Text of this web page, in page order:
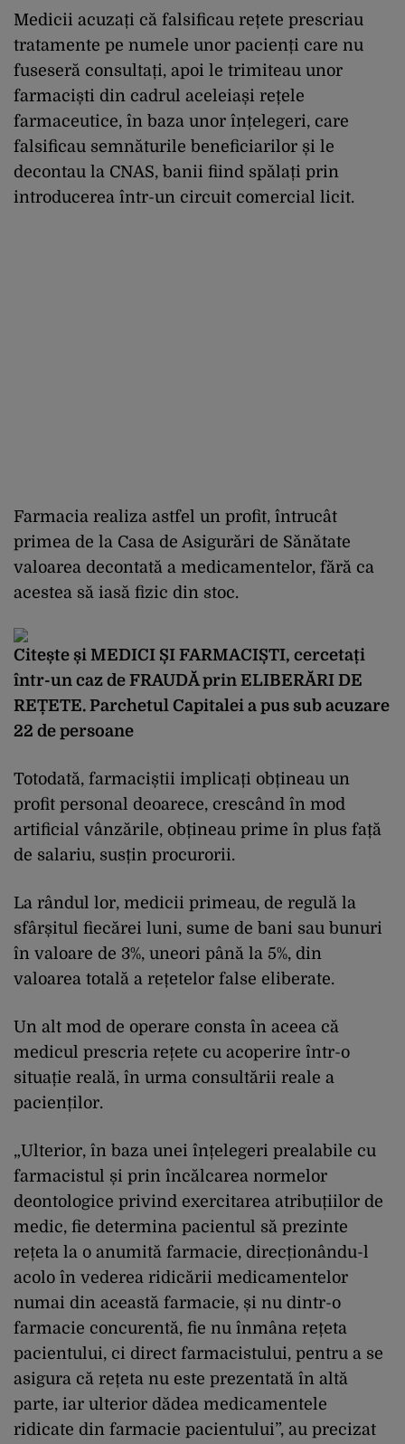
Medicii acuzați că falsificau rețete prescriau
tratamente pe numele unor pacienți care nu
fuseseră consultați, apoi le trimiteau unor
farmaciști din cadrul aceleiași rețele
farmaceutice, în baza unor înțelegeri, care
falsificau semnăturile beneficiarilor și le
decontau la CNAS, banii fiind spălați prin
introducerea într-un circuit comercial licit.
Farmacia realiza astfel un profit, întrucât
primea de la Casa de Asigurări de Sănătate
valoarea decontată a medicamentelor, fără ca
acestea să iasă fizic din stoc.
Citește și MEDICI ȘI FARMACIȘTI, cercetați
într-un caz de FRAUDĂ prin ELIBERĂRI DE
REȚETE. Parchetul Capitalei a pus sub acuzare
22 de persoane
Totodată, farmaciștii implicați obțineau un
profit personal deoarece, crescând în mod
artificial vânzările, obțineau prime în plus față
de salariu, susțin procurorii.
La rândul lor, medicii primeau, de regulă la
sfârșitul fiecărei luni, sume de bani sau bunuri
în valoare de 3%, uneori până la 5%, din
valoarea totală a rețetelor false eliberate.
Un alt mod de operare consta în aceea că
medicul prescria rețete cu acoperire într-o
situație reală, în urma consultării reale a
pacienților.
„Ulterior, în baza unei înțelegeri prealabile cu
farmacistul și prin încălcarea normelor
deontologice privind exercitarea atribuțiilor de
medic, fie determina pacientul să prezinte
rețeta la o anumită farmacie, direcționându-l
acolo în vederea ridicării medicamentelor
numai din această farmacie, și nu dintr-o
farmacie concurentă, fie nu înmâna rețeta
pacientului, ci direct farmacistului, pentru a se
asigura că rețeta nu este prezentată în altă
parte, iar ulterior dădea medicamentele
ridicate din farmacie pacientului”, au precizat